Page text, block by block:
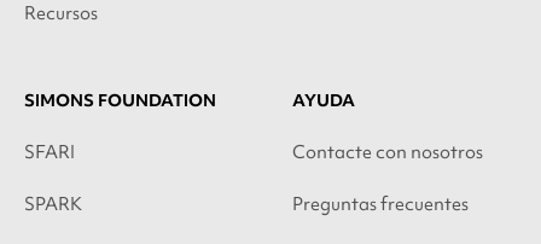
Recursos
SIMONS FOUNDATION
SFARI
SPARK
AYUDA
Contacte con nosotros
Preguntas frecuentes